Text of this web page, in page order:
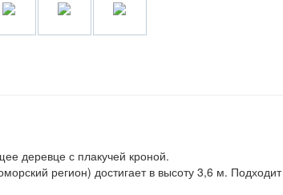
деревце с плакучей кроной.
регион) достигает в высоту 3,6 м.